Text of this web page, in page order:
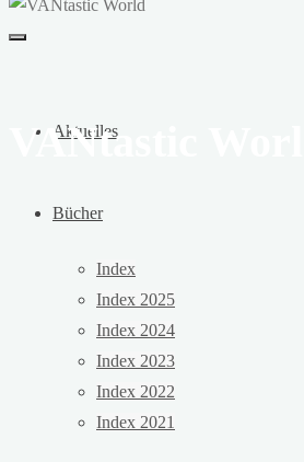
Aktuelles
Bücher
Index
Index 2025
Index 2024
Index 2023
Index 2022
Index 2021
VANtastic World